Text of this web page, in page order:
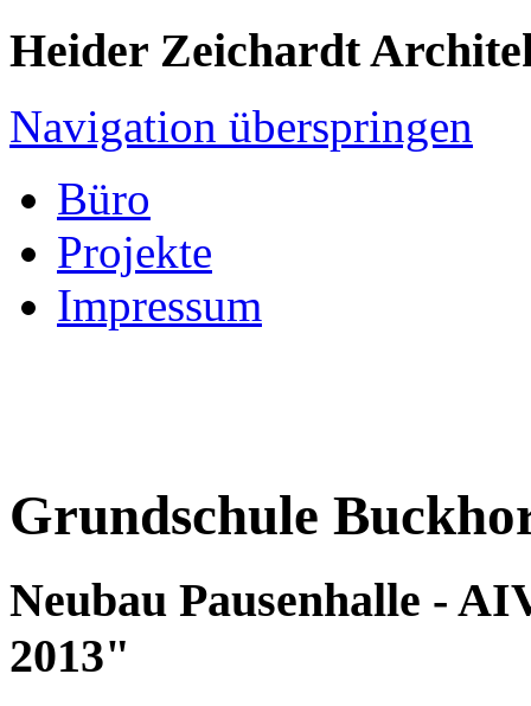
Heider Zeichardt
Navigation überspringen
Büro
Projekte
Impressum
Grundschule
Neubau Pausenhalle -
2013"